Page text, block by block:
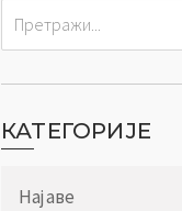
КАТЕГОРИЈЕ
Најаве